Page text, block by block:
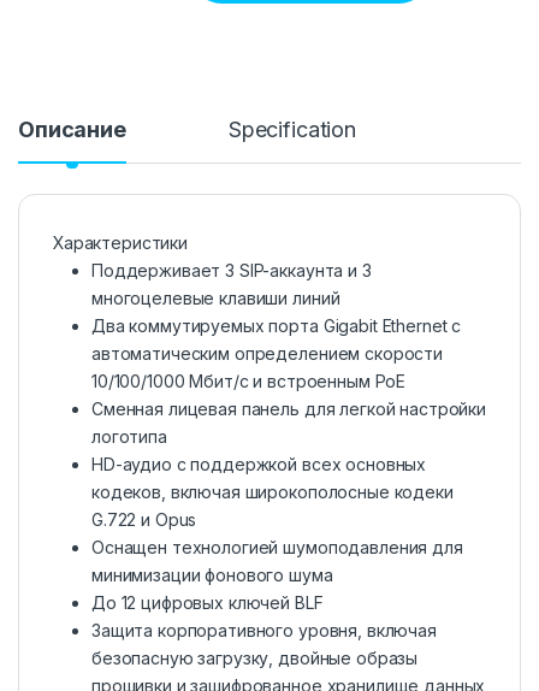
Описание Specification
Характеристики
Поддерживает 3 SIP-аккаунта и 3
многоцелевые клавиши линий
Два коммутируемых порта Gigabit Ethernet с
автоматическим определением скорости
10/100/1000 Мбит/с и встроенным PoE
Сменная лицевая панель для легкой настройки
логотипа
HD-аудио с поддержкой всех основных
кодеков, включая широкополосные кодеки
G.722 и Opus
Оснащен технологией шумоподавления для
минимизации фонового шума
До 12 цифровых ключей BLF
Защита корпоративного уровня, включая
безопасную загрузку, двойные образы
прошивки и зашифрованное хранилище данных